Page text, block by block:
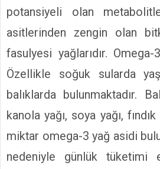
potansiyeli olan
asitlerinden zengin olan
fasulyesi yağlarıdır.
Özellikle soğuk sularda
balıklarda bulunmaktadır.
kanola yağı, soya yağı,
miktar omega-3 yağ asidi
nedeniyle günlük tüketimi